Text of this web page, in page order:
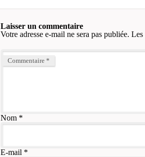
Laisser un commentaire
Votre adresse e-mail ne sera pas publiée. Les
Commentaire *
Nom*
E-mail *